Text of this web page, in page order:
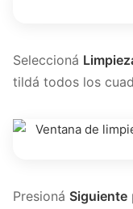
Seleccioná
tildá todos los
Presioná Siguiente